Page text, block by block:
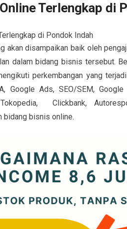
Terlengkap di
akan disampaikan baik oleh
dalam bidang bisnis tersebut.
perkembangan yang
Google Ads, SEO/SEM,
Tokopedia, Clickbank,
bidang bisnis online.